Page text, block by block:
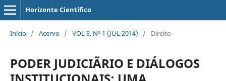
Horizonte Científico
Início / Acervo / VOL 8, Nº 1 (JUL 2014) / Direito
PODER JUDICIÃRIO E DIÁLOGOS